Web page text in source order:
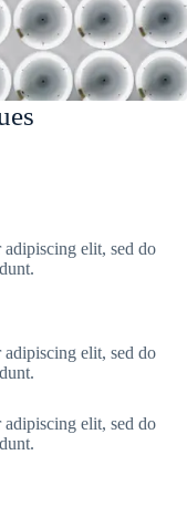
elit, sed do
elit, sed do
elit, sed do